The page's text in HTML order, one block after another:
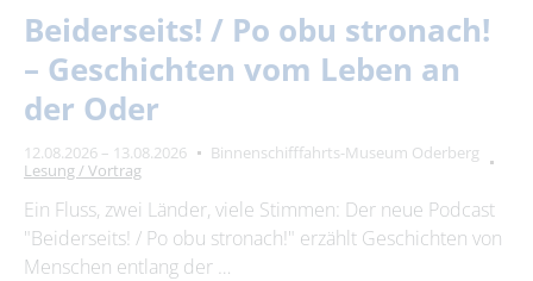
Beiderseits! / Po obu stronach!
– Geschichten vom Leben an
der Oder
12.08.2026 – 13.08.2026
Binnenschifffahrts-Museum Oderberg
Lesung / Vortrag
Ein Fluss, zwei Länder, viele Stimmen: Der neue Podcast
"Beiderseits! / Po obu stronach!" erzählt Geschichten von
Menschen entlang der …